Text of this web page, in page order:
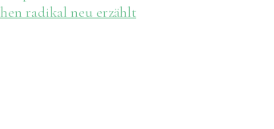
radikal neu erzählt